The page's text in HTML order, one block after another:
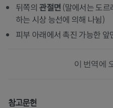
뒤쪽의 관절면(말에서는 도르
하는 시상 능선에 의해 나뉨)
피부 아래에서 촉진 가능한 앞
이 번역에
참고문헌